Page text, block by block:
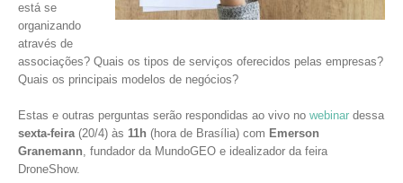
está se
organizando
através de
associações? Quais os tipos de serviços oferecidos pelas empresas?
Quais os principais modelos de negócios?
Estas e outras perguntas serão respondidas ao vivo no webinar dessa
sexta-feira(20/4) às 11h (hora de Brasília) com Emerson
Granemann, fundador da MundoGEO e idealizador da feira
DroneShow.